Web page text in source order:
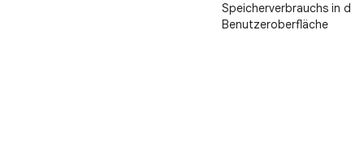
Speicherverbrauchs in der
Benutzeroberfläche